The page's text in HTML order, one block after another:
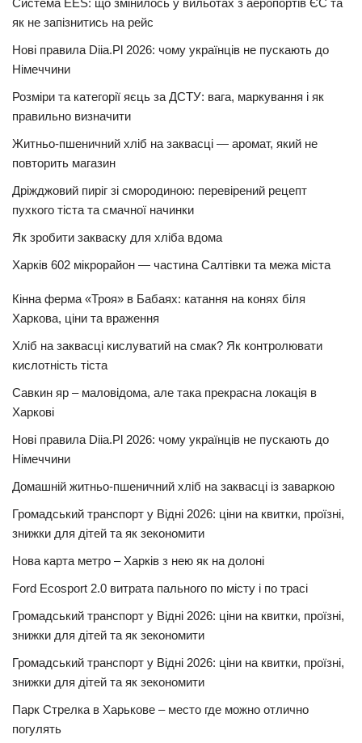
Система EES: що змінилось у вильотах з аеропортів ЄС та
як не запізнитись на рейс
Нові правила Diia.Pl 2026: чому українців не пускають до
Німеччини
Розміри та категорії яєць за ДСТУ: вага, маркування і як
правильно визначити
Житньо-пшеничний хліб на заквасці — аромат, який не
повторить магазин
Дріжджовий пиріг зі смородиною: перевірений рецепт
пухкого тіста та смачної начинки
Як зробити закваску для хліба вдома
Харків 602 мікрорайон — частина Салтівки та межа міста
Кінна ферма «Троя» в Бабаях: катання на конях біля
Харкова, ціни та враження
Хліб на заквасці кислуватий на смак? Як контролювати
кислотність тіста
Савкин яр – маловідома, але така прекрасна локація в
Харкові
Нові правила Diia.Pl 2026: чому українців не пускають до
Німеччини
Домашній житньо-пшеничний хліб на заквасці із заваркою
Громадський транспорт у Відні 2026: ціни на квитки, проїзні,
знижки для дітей та як зекономити
Нова карта метро – Харків з нею як на долоні
Ford Ecosport 2.0 витрата пального по місту і по трасі
Громадський транспорт у Відні 2026: ціни на квитки, проїзні,
знижки для дітей та як зекономити
Громадський транспорт у Відні 2026: ціни на квитки, проїзні,
знижки для дітей та як зекономити
Парк Стрелка в Харькове – место где можно отлично
погулять